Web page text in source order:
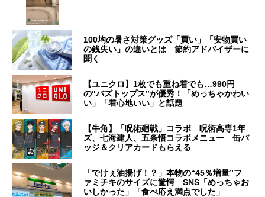
100均の暑さ対策グッズ「買い」「安物買い
の銭失い」の違いとは 節約アドバイザーに
聞く
【ユニクロ】1枚でも重ね着でも…990円
の“バズトップス”が優秀！「めっちゃかわい
い」「着心地いい」と話題
【牛角】「呪術廻戦」コラボ 呪術高専1年
ズ、七海建人、五条悟コラボメニュー 缶バ
ッジ＆クリアカードもらえる
「でけぇ油揚げ！？」本物の“45％増量”フ
ァミチキのサイズに驚愕 SNS「めっちゃお
いしかった」「食べ応え満点でした」